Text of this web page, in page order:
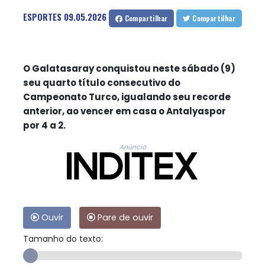
ESPORTES 09.05.2026 Compartilhar Compartilhar
O Galatasaray conquistou neste sábado (9)
seu quarto título consecutivo do
Campeonato Turco, igualando seu recorde
anterior, ao vencer em casa o Antalyaspor
por 4 a 2.
Anúncio
Ouvir
Pare de ouvir
Tamanho do texto: